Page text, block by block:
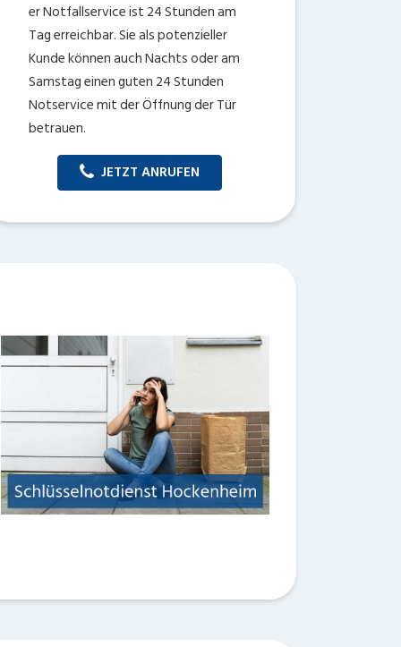
er Notfallservice ist 24 Stunden am
Tag erreichbar. Sie als potenzieller
Kunde können auch Nachts oder am
Samstag einen guten 24 Stunden
Notservice mit der Öffnung der Tür
betrauen.
JETZT ANRUFEN